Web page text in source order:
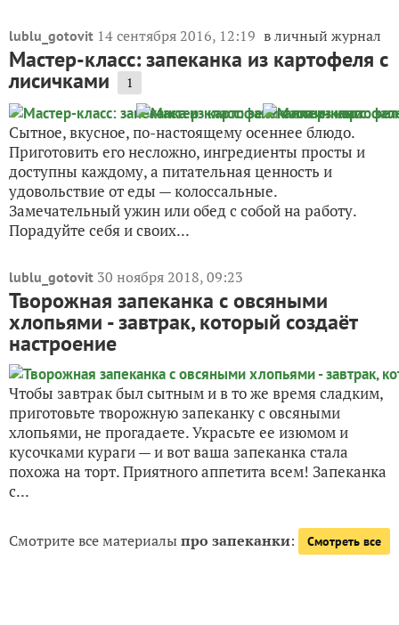
lublu_gotovit 14 сентября 2016, 12:19 в личный журнал
Мастер-класс: запеканка из картофеля с
лисичками 1
Сытное, вкусное, по-настоящему осеннее блюдо.
Приготовить его несложно, ингредиенты просты и
доступны каждому, а питательная ценность и
удовольствие от еды — колоссальные.
Замечательный ужин или обед с собой на работу.
Порадуйте себя и своих...
lublu_gotovit 30 ноября 2018, 09:23
Творожная запеканка с овсяными
хлопьями - завтрак, который создаёт
настроение
Чтобы завтрак был сытным и в то же время сладким,
приготовьте творожную запеканку с овсяными
хлопьями, не прогадаете. Украсьте ее изюмом и
кусочками кураги — и вот ваша запеканка стала
похожа на торт. Приятного аппетита всем! Запеканка
с...
Смотрите все материалыпро запеканки: Смотреть все